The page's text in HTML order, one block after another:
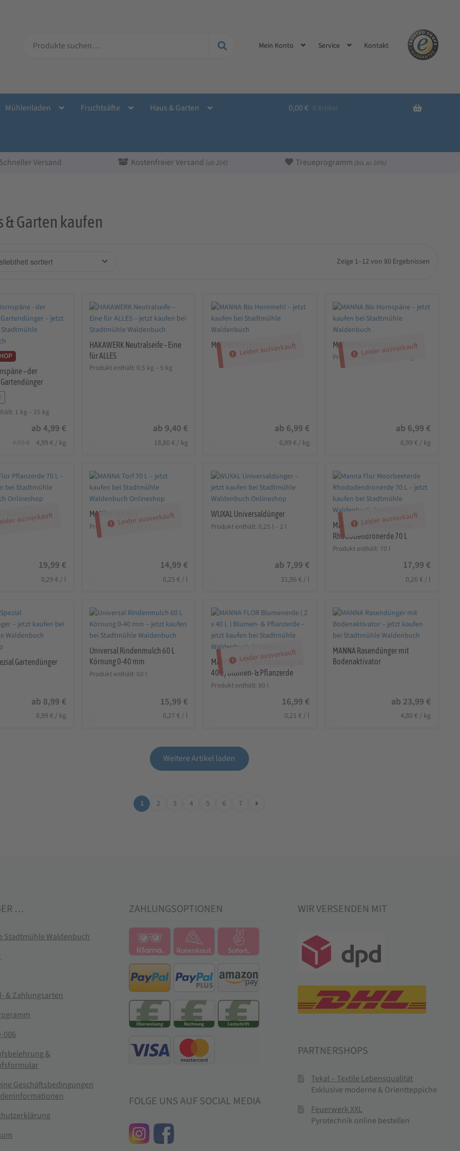
nach:
Mein Konto Service Kontakt
Mühlenladen Fruchtsäfte Haus & Garten 0,00 € 0 Artikel
Schneller Versand Kostenfreier Versand (ab 20 €) Treueprogramm (bis zu 10%)
& Garten kaufen
Zeige 1–12 von 80 Ergebnissen
– der
1 kg – 25 kg
ab 4,99 €
Ursprünglicher
4,99 €Aktueller
/ kg
HAKAWERK Neutralseife – Eine
für ALLES
Produkt enthält: 0,5 kg – 5 kg
ab 9,40 €
18,80 € / kg
Leider ausverkauft
MANNA Bio Hornmehl
ab 6,99 €
6,99 € / kg
Leider ausverkauft
MANNA Bio Hornspäne
Produkt enthält: 1
ab 6,99€
6,99 € / kg
ausverkauft
Pflanzerde 70 L
70
19,99 €
0,29 € / l
Leider ausverkauft
MANNA Torf 60 L
Produkt enthält: 60
14,99 €
0,25 € / l
WUXAL Universaldünger
Produkt enthält: 0,25 l– 2 l
ab 7,99 €
31,96 € / l
Leider ausverkauft
Manna Flor Moorbeeterde
Rhododendronerde 70 L
Produkt enthält: 70 l
17,99€
0,26 € / l
Gartendünger
ab 8,99 €
8,99 € / kg
Universal Rindenmulch 60 L
Körnung 0-40 mm
Produkt enthält: 60 l
15,99 €
0,27 € / l
Leider ausverkauft
MANNA FLOR Blumenerde ( 2 x
40 L ) Blumen- & Pflanzerde
Produkt enthält: 80 l
16,99 €
0,21 € / l
MANNA Rasendünger mit
Bodenaktivator
ab 23,99€
4,80 € / kg
Weitere Artikel laden
1 2 3 4 5 6 7
…
Stadtmühle Waldenbuch
& Zahlungsarten
006
&
Geschäftsbedingungen
ZAHLUNGSOPTIONEN
FOLGE UNS AUF SOCIAL MEDIA
WIR VERSENDEN MIT
PARTNERSHOPS
Tekal – Textile Lebensqualität
Exklusive moderne & Orientteppiche
Feuerwerk XXL
Pyrotechnik online bestellen